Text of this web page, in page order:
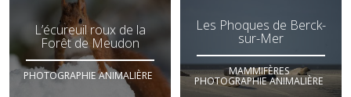
L’écureuil roux de la
Forêt de Meudon
PHOTOGRAPHIE ANIMALIÈRE
Les Phoques de Berck-
sur-Mer
MAMMIFÈRES
PHOTOGRAPHIE ANIMALIÈRE